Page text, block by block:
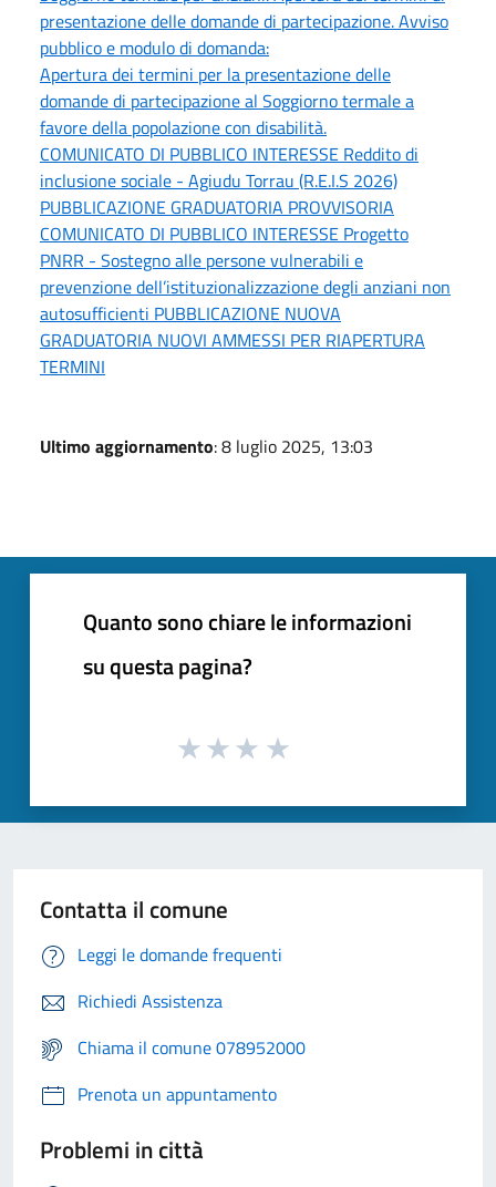
presentazione delle domande di partecipazione. Avviso
pubblico e modulo di domanda:
Apertura dei termini per la presentazione delle
domande di partecipazione al Soggiorno termale a
favore della popolazione con disabilità.
COMUNICATO DI PUBBLICO INTERESSE Reddito di
inclusione sociale - Agiudu Torrau (R.E.I.S 2026)
PUBBLICAZIONE GRADUATORIA PROVVISORIA
COMUNICATO DI PUBBLICO INTERESSE Progetto
PNRR - Sostegno alle persone vulnerabili e
prevenzione dell’istituzionalizzazione degli anziani non
autosufficienti PUBBLICAZIONE NUOVA
GRADUATORIA NUOVI AMMESSI PER RIAPERTURA
TERMINI
Ultimo aggiornamento: 8 luglio 2025, 13:03
Quanto sono chiare le informazioni
su questa pagina?
Contatta il comune
Leggi le domande frequenti
Richiedi Assistenza
Chiama il comune 078952000
Prenota un appuntamento
Problemi in città